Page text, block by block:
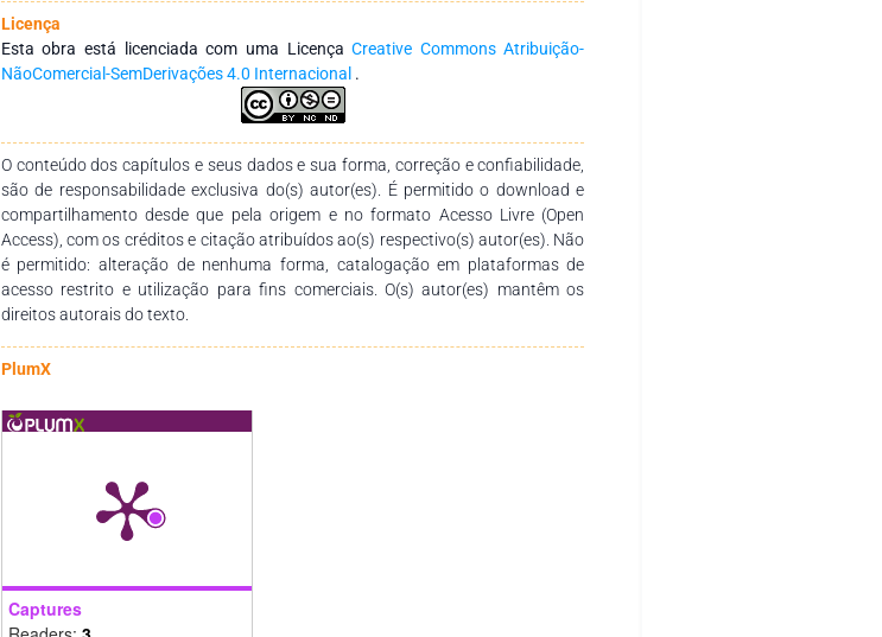
morte foram identificadas sem lacunas cognitivas para o estágio de
desenvolvimento. Entretanto, apenas 20% dos participantes apresentaram a
dimensão de Significado desenvolvida, o que sugere influência cultural com
prevalência da negação da morte. Assim, evita-se uma compreensão cognitiva
completa do fenômeno, ainda que a cultura brasileira, nesse momento, seja
Licença
Esta obra está licenciada com uma LicençaCreative Commons Atribuição-
NãoComercial-SemDerivações 4.0 Internacional .
O conteúdo dos capítulos e seus dados e sua forma, correção e confiabilidade,
são de responsabilidade exclusiva do(s) autor(es). É permitido o download e
compartilhamento desde que pela origem e no formato Acesso Livre (Open
Access), com os créditos e citação atribuídos ao(s) respectivo(s) autor(es). Não
é permitido: alteração de nenhuma forma, catalogação em plataformas de
acesso restrito e utilização para fins comerciais. O(s) autor(es) mantêm os
direitos autorais do texto.
PlumX
Captures